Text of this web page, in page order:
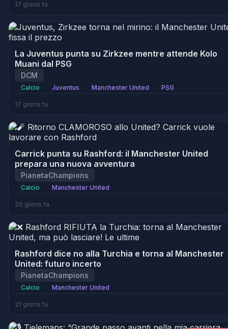
17 giorni fa
La Juventus punta su Zirkzee mentre attende Kolo
Muani dal PSG
DCM
Calcio Juventus Manchester United PSG
17 giorni fa
Carrick punta su Rashford: il Manchester United
prepara una nuova avventura
PianetaChampions
Calcio Manchester United
20 giorni fa
Rashford dice no alla Turchia e torna al Manchester
United: futuro incerto
PianetaChampions
Calcio Manchester United
21 giorni fa